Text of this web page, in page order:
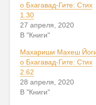
о Бхагавад-Гите: Стих
1.30
27 апреля, 2020
В "Книги"
Махариши Махеш
о Бхагавад-Гите: Стих
2.62
28 апреля, 2020
В "Книги"